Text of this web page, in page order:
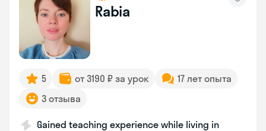
Rabia
5 от 3190 ₽ за урок
17 лет опыта
3 отзыва
Gained teaching experience while living in